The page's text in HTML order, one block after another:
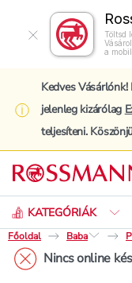
Töltsd
a
Kedves
jelenleg kizárólag
teljesíteni.
KATEGÓRIÁK
Keresés
Főoldal
Baba
Nincs online